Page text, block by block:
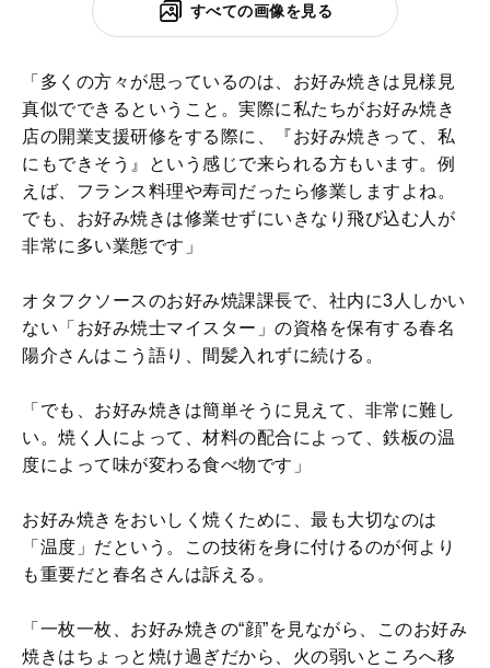
すべての画像を見る
「多くの方々が思っているのは、お好み焼きは見様見
真似でできるということ。実際に私たちがお好み焼き
店の開業支援研修をする際に、『お好み焼きって、私
にもできそう』という感じで来られる方もいます。例
えば、フランス料理や寿司だったら修業しますよね。
でも、お好み焼きは修業せずにいきなり飛び込む人が
非常に多い業態です」
オタフクソースのお好み焼課課長で、社内に3人しかい
ない「お好み焼士マイスター」の資格を保有する春名
陽介さんはこう語り、間髪入れずに続ける。
「でも、お好み焼きは簡単そうに見えて、非常に難し
い。焼く人によって、材料の配合によって、鉄板の温
度によって味が変わる食べ物です」
お好み焼きをおいしく焼くために、最も大切なのは
「温度」だという。この技術を身に付けるのが何より
も重要だと春名さんは訴える。
「一枚一枚、お好み焼きの“顔”を見ながら、このお好み
焼きはちょっと焼け過ぎだから、火の弱いところへ移